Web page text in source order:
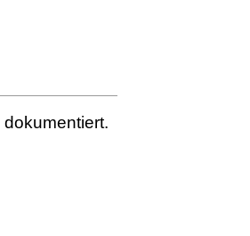
dokumentiert.